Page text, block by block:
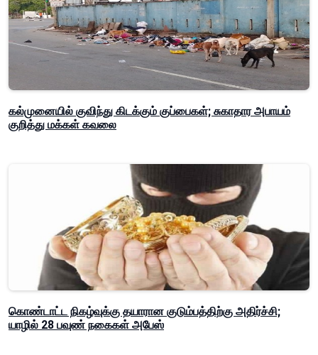
கல்முனையில் குவிந்து கிடக்கும் குப்பைகள்; சுகாதார அபாயம்
குறித்து மக்கள் கவலை
கொண்டாட்ட நிகழ்வுக்கு தயாரான குடும்பத்திற்கு அதிர்ச்சி;
யாழில் 28 பவுண் நகைகள் அபேஸ்